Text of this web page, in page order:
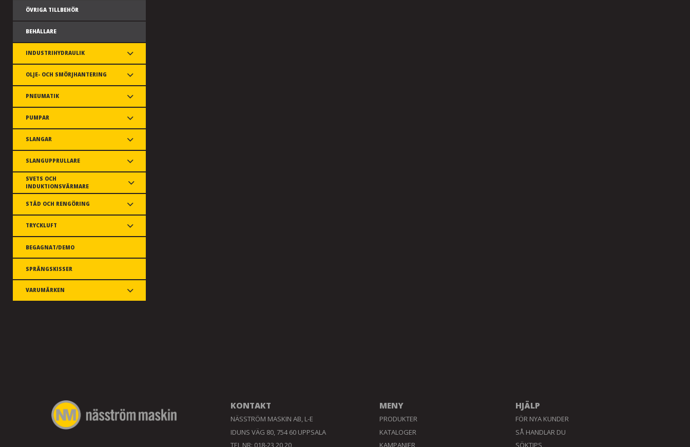
ÖVRIGA TILLBEHÖR
BEHÅLLARE
INDUSTRIHYDRAULIK
OLJE- OCH SMÖRJHANTERING
PNEUMATIK
PUMPAR
SLANGAR
SLANGUPPRULLARE
SVETS OCH
INDUKTIONSVÄRMARE
STÄD OCH RENGÖRING
TRYCKLUFT
BEGAGNAT/DEMO
SPRÄNGSKISSER
VARUMÄRKEN
KONTAKT
NÄSSTRÖM MASKIN AB, L-E
IDUNS VÄG 80, 754 60 UPPSALA
TEL NR: 018-23 20 20
MENY
PRODUKTER
KATALOGER
KAMPANJER
HJÄLP
FÖR NYA KUNDER
SÅ HANDLAR DU
SÖKTIPS